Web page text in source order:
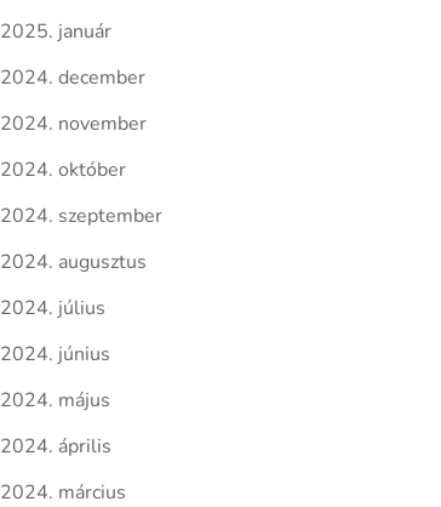
2025. január
2024. december
2024. november
2024. október
2024. szeptember
2024. augusztus
2024. július
2024. június
2024. május
2024. április
2024. március